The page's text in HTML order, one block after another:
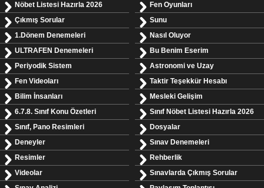
Nöbet Listesi Hazırla 2026
Çıkmış Sorular
1.Dönem Denemeleri
ULTRAFEN Denemeleri
Periyodik Sistem
Fen Videoları
Bilim İnsanları
6.7.8. Sınıf Konu Özetleri
Sınıf, Pano Resimleri
Deneyler
Resimler
Videolar
Fen Oyunları
Sunu
Nasıl Oluyor
Bu Benim Eserim
Astronomi ve Uzay
Taktir Teşekkür Hesabı
Mesleki Gelişim
Sınıf Nöbet Listesi Hazırla 2026
Dosyalar
Sınav Denemeleri
Rehberlik
Sınavlarda Çıkmış Sorular